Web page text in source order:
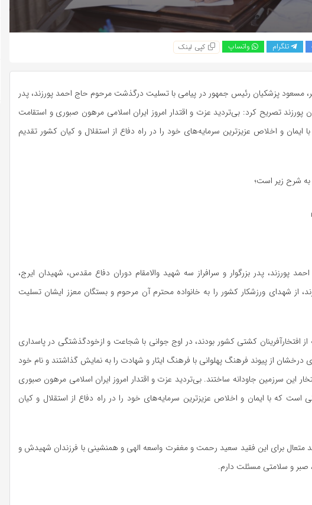
تلگرام واتساپ کپی لینک
مسعود پزشکیان رئیس جمهور در پیامی با تسلیت درگذشت مرحوم حاج احمد پورزند، پدر
پورزند تصریح کرد: بی‌تردید عزت و اقتدار امروز ایران اسلامی مرهون صبوری و استقامت
ایمان و اخلاص عزیزترین سرمایه‌های خود را در راه دفاع از استقلال و کیان کشور تقدیم
شرح زیر است؛
پورزند، پدر بزرگوار و سرافراز سه شهید والامقام دوران دفاع مقدس، شهیدان ایرج،
از شهدای ورزشکار کشور را به خانواده محترم آن مرحوم و بستگان معزز ایشان تسلیت
از افتخارآفرینان کشتی کشور بودند، در اوج جوانی با شجاعت و ازخودگذشتگی در پاسداری
درخشان از پیوند فرهنگ پهلوانی با فرهنگ ایثار و شهادت را به نمایش گذاشتند و نام خود
این سرزمین جاودانه ساختند. بی‌تردید عزت و اقتدار امروز ایران اسلامی مرهون صبوری
است که با ایمان و اخلاص عزیزترین سرمایه‌های خود را در راه دفاع از استقلال و کیان
متعال برای این فقید سعید رحمت و مغفرت واسعه الهی و همنشینی با فرزندان شهیدش و
صبر و سلامتی مسئلت دارم.